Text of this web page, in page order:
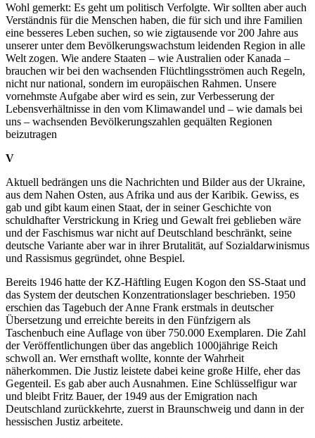
Wohl gemerkt: Es geht um politisch Verfolgte. Wir sollten aber auch
Verständnis für die Menschen haben, die für sich und ihre Familien
eine besseres Leben suchen, so wie zigtausende vor 200 Jahre aus
unserer unter dem Bevölkerungswachstum leidenden Region in alle
Welt zogen. Wie andere Staaten – wie Australien oder Kanada –
brauchen wir bei den wachsenden Flüchtlingsströmen auch Regeln,
nicht nur national, sondern im europäischen Rahmen. Unsere
vornehmste Aufgabe aber wird es sein, zur Verbesserung der
Lebensverhältnisse in den vom Klimawandel und – wie damals bei
uns – wachsenden Bevölkerungszahlen gequälten Regionen
beizutragen
V
Aktuell bedrängen uns die Nachrichten und Bilder aus der Ukraine,
aus dem Nahen Osten, aus Afrika und aus der Karibik. Gewiss, es
gab und gibt kaum einen Staat, der in seiner Geschichte von
schuldhafter Verstrickung in Krieg und Gewalt frei geblieben wäre
und der Faschismus war nicht auf Deutschland beschränkt, seine
deutsche Variante aber war in ihrer Brutalität, auf Sozialdarwinismus
und Rassismus gegründet, ohne Bespiel.
Bereits 1946 hatte der KZ-Häftling Eugen Kogon den SS-Staat und
das System der deutschen Konzentrationslager beschrieben. 1950
erschien das Tagebuch der Anne Frank erstmals in deutscher
Übersetzung und erreichte bereits in den Fünfzigern als
Taschenbuch eine Auflage von über 750.000 Exemplaren. Die Zahl
der Veröffentlichungen über das angeblich 1000jährige Reich
schwoll an. Wer ernsthaft wollte, konnte der Wahrheit
näherkommen. Die Justiz leistete dabei keine große Hilfe, eher das
Gegenteil. Es gab aber auch Ausnahmen. Eine Schlüsselfigur war
und bleibt Fritz Bauer, der 1949 aus der Emigration nach
Deutschland zurückkehrte, zuerst in Braunschweig und dann in der
hessischen Justiz arbeitete.